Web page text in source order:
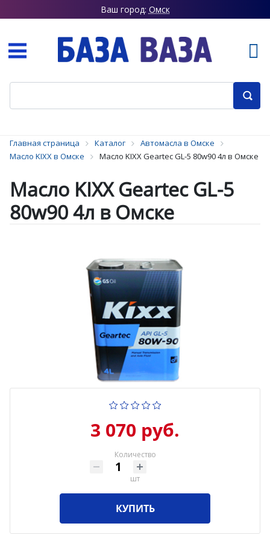
Ваш город: Омск
Главная страница Каталог
Автомасла в Омске
Масло KIXX в Омске
Масло KIXX Geartec GL-5 80w90 4л в Омске
Масло KIXX Geartec GL-5
80w90 4л в Омске
3 070 руб.
Количество
шт
КУПИТЬ